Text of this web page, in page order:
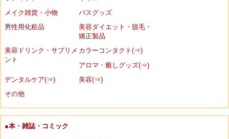
メイク雑貨・小物
バスグッズ
男性用化粧品
美容ダイエット・脱毛・
矯正製品
美容ドリンク・サプリメ
ント
カラーコンタクト(⇒)
アロマ・癒しグッズ(⇒)
デンタルケア(⇒)
美容(⇒)
その他
●本・雑誌・コミック